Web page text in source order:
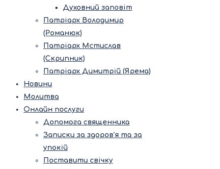
Духовний заповіт
Патріарх Володимир
(Романюк)
Патріарх Мстислав
(Скрипник)
Патріарх Димитрій (Ярема)
Новини
Молитва
Онлайн послуги
Допомога священника
Записки за здоров’я та за
упокій
Поставити свічку